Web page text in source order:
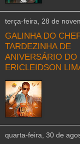
terça-feira, 28 de
GALINHA DO
TARDEZINHA DE
ANIVERSÁRIO DO
ERICLEIDSON
quarta-feira, 30 de